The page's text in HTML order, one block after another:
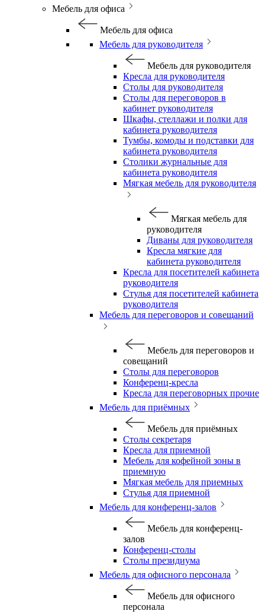
Мебель для офиса
Мебель для офиса
Мебель для руководителя
Мебель для руководителя
Кресла для руководителя
Столы для руководителя
Столы для переговоров в
кабинет руководителя
Шкафы, стеллажи и полки для
кабинета руководителя
Тумбы, комоды и подставки для
кабинета руководителя
Столики журнальные для
кабинета руководителя
Мягкая мебель для руководителя
Мягкая мебель для
руководителя
Диваны для руководителя
Кресла мягкие для
кабинета руководителя
Кресла для посетителей кабинета
руководителя
Стулья для посетителей кабинета
руководителя
Мебель для переговоров и совещаний
Мебель для переговоров и
совещаний
Столы для переговоров
Конференц-кресла
Кресла для переговорных прочие
Мебель для приёмных
Мебель для приёмных
Столы секретаря
Кресла для приемной
Мебель для кофейной зоны в
приемную
Мягкая мебель для приемных
Стулья для приемной
Мебель для конференц-залов
Мебель для конференц-
залов
Конференц-столы
Столы президиума
Мебель для офисного персонала
Мебель для офисного
персонала